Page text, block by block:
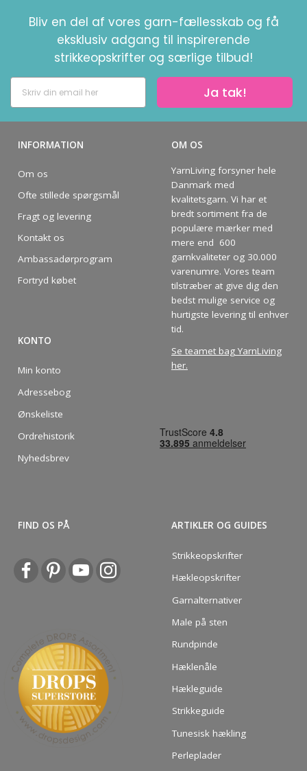
Bliv en del af vores garn-fællesskab og få
eksklusiv adgang til inspirerende
strikkeopskrifter og særlige tilbud!
Ja tak!
INFORMATION
Om os
Ofte stillede spørgsmål
Fragt og levering
Kontakt os
Ambassadørprogram
Fortryd købet
KONTO
Min konto
Adressebog
Ønskeliste
Ordrehistorik
Nyhedsbrev
OM OS
YarnLiving forsyner hele
Danmark med
kvalitetsgarn. Vi har et
bredt sortiment fra de
populære mærker med
mere end 600
garnkvaliteter og 30.000
varenumre. Vores team
tilstræber at give dig den
bedst mulige service og
hurtigste levering til enhver
tid.
Se teamet bag YarnLiving
her.
FIND OS PÅ ARTIKLER OG GUIDES
Strikkeopskrifter
Hækleopskrifter
Garnalternativer
Male på sten
Rundpinde
Hæklenåle
Hækleguide
Strikkeguide
Tunesisk hækling
Perleplader
Spar op til 50%
Bliv en del af vores garn-fællesskab
og få eksklusiv adgang til inspirerende
strikkeopskrifter og særlige tilbud!
Ja tak